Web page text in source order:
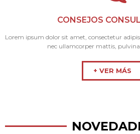
CONSEJOS
Lorem ipsum dolor sit amet, consectetur
nec ullamcorper mattis,
+ VER MÁS